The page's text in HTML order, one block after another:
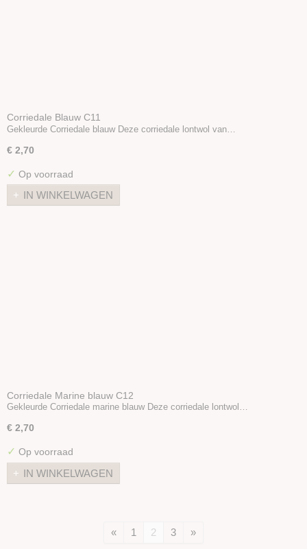
Corriedale Blauw C11
Gekleurde Corriedale blauw Deze corriedale lontwol van…
€ 2,70
✓ Op voorraad
IN WINKELWAGEN
Corriedale Marine blauw C12
Gekleurde Corriedale marine blauw Deze corriedale lontwol…
€ 2,70
✓ Op voorraad
IN WINKELWAGEN
« 1 2 3 »